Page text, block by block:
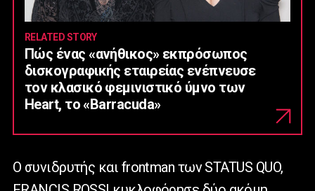
RELATED STORY
Πώς ένας «ανήθικος» εκπρόσωπος
δισκογραφικής εταιρείας ενέπνευσε
τον κλασικό φεμινιστικό ύμνο των
Heart, το «Barracuda»
Ο συνιδρυτής και frontman των STATUS QUO,